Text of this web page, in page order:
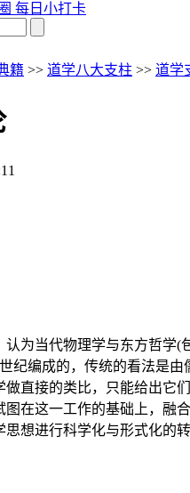
每日小打卡
籍 >> 道学八大支柱 >> 道学
为当代物理学与东方哲学
纪编成的，传统的看法是
做直接的类比，只能给出它
图在这一工作的基础上，融
想进行科学化与形式化的转